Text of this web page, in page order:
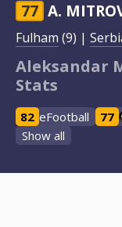
77 A.
Fulham (9) |
Aleksandar
Stats
82 eFootball 77
Show all